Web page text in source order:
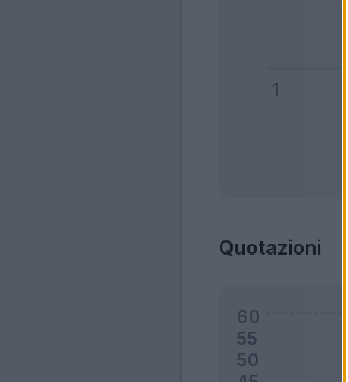
Quotazioni